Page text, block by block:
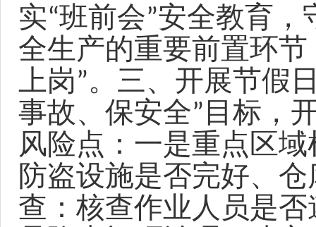
实“班前会”安全教育
全生产的重要前置环
上岗”。三、开展节假
事故、保安全”目标，
风险点：一是重点区
防盗设施是否完好、
查：核查作业人员是